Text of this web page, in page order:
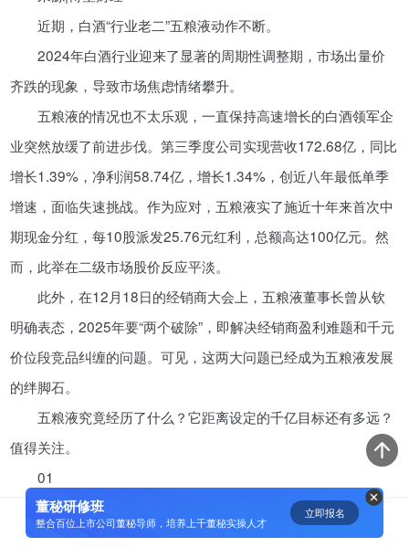
局！（非常值得收藏！）
11-01
模式”！推荐收藏！
08-02
资鲸精选 | 迈瑞医疗上市：是王者
短视频用户规模超2.4亿 商业模式
仍处于探索当中
07-24
腾讯与马化腾：腾讯五虎是如何分
配股权的
08-01
资鲸精选 | Airbnb天使轮融资BP只
有这14页，但足以打动投资人
11-21
近期，白酒“行业老二”五粮液动作不断。
2024年白酒行业迎来了显著的周期性调整期，市场出量价
齐跌的现象，导致市场焦虑情绪攀升。
五粮液的情况也不太乐观，一直保持高速增长的白酒领军企
业突然放缓了前进步伐。第三季度公司实现营收172.68亿，同比
增长1.39%，净利润58.74亿，增长1.34%，创近八年最低单季
增速，面临失速挑战。作为应对，五粮液实了施近十年来首次中
期现金分红，每10股派发25.76元红利，总额高达100亿元。然
而，此举在二级市场股价反应平淡。
此外，在12月18日的经销商大会上，五粮液董事长曾从钦
明确表态，2025年要“两个破除”，即解决经销商盈利难题和千元
价位段竞品纠缠的问题。可见，这两大问题已经成为五粮液发展
的绊脚石。
五粮液究竟经历了什么？它距离设定的千亿目标还有多远？
值得关注。
01
单季增速创新低 豪掷百亿分红
今年以来，白酒市场普遍承压，酒企营收出现降速，即便龙
董秘研修班
整合百位上市公司董秘导师，培养上千董秘实操人才
立即报名